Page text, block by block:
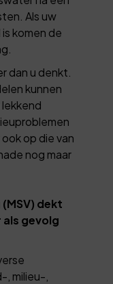
Als uw
komen de
dan u denkt.
kunnen
op die van
nog maar
dekt
gevolg
milieu-,